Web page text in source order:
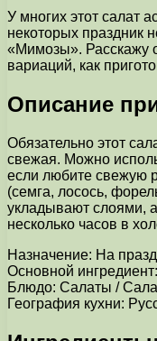
У многих этот салат
некоторых праздник
«Мимозы». Расскажу
вариаций, как
Описание
Обязательно этот
свежая. Можно
если любите свежую
(семга, лосось,
укладывают слоями,
несколько часов в
Назначение: На
Основной
Блюдо: Салаты /
География кухни: